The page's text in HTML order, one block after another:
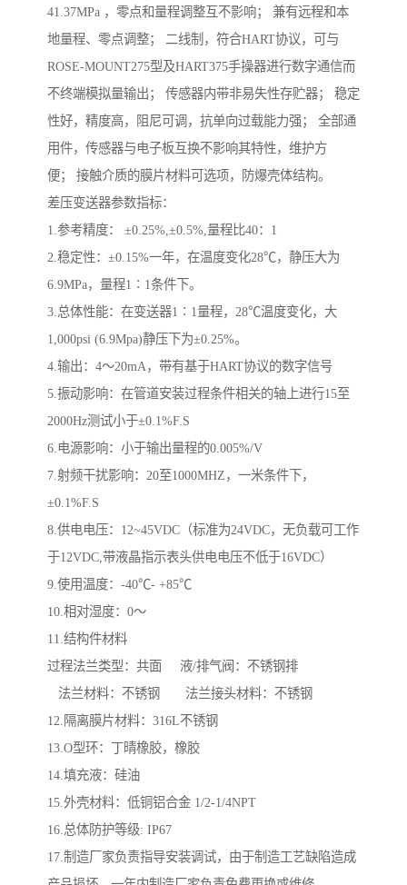
41.37MPa ，零点和量程调整互不影响； 兼有远程和本
地量程、零点调整； 二线制，符合HART协议，可与
ROSE-MOUNT275型及HART375手操器进行数字通信而
不终端模拟量输出； 传感器内带非易失性存贮器； 稳定
性好，精度高，阻尼可调，抗单向过载能力强； 全部通
用件，传感器与电子板互换不影响其特性，维护方
便； 接触介质的膜片材料可选项，防爆壳体结构。
差压变送器参数指标：
1.参考精度： ±0.25%,±0.5%,量程比40：1
2.稳定性：±0.15%一年，在温度变化28℃，静压大为
6.9MPa，量程1∶1条件下。
3.总体性能：在变送器1∶1量程，28℃温度变化，大
1,000psi (6.9Mpa)静压下为±0.25%。
4.输出：4～20mA，带有基于HART协议的数字信号
5.振动影响：在管道安装过程条件相关的轴上进行15至
2000Hz测试小于±0.1%F.S
6.电源影响：小于输出量程的0.005%/V
7.射频干扰影响：20至1000MHZ，一米条件下，
±0.1%F.S
8.供电电压：12~45VDC（标准为24VDC，无负载可工作
于12VDC,带液晶指示表头供电电压不低于16VDC）
9.使用温度：-40℃- +85℃
10.相对湿度：0～
11.结构件材料
过程法兰类型：共面 液/排气阀：不锈钢排
法兰材料：不锈钢 法兰接头材料：不锈钢
12.隔离膜片材料：316L不锈钢
13.O型环：丁晴橡胶，橡胶
14.填充液：硅油
15.外壳材料：低铜铝合金 1/2-1/4NPT
16.总体防护等级: IP67
17.制造厂家负责指导安装调试，由于制造工艺缺陷造成